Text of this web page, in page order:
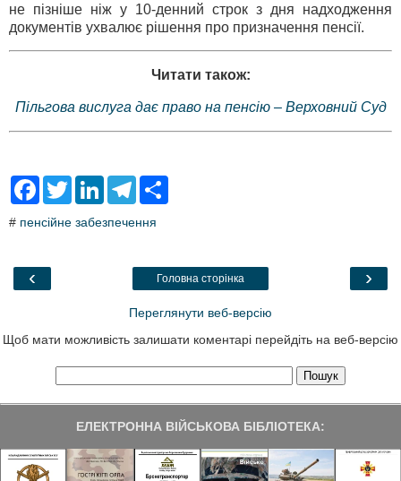
не пізніше ніж у 10-денний строк з дня надходження
документів ухвалює рішення про призначення пенсії.
Читати також:
Пільгова вислуга дає право на пенсію – Верховний Суд
F
e
o
T
L
k
T
e
a
# пенсійне забезпечення
‹ ›
Головна сторінка
Переглянути веб-версію
Щоб мати можливість залишати коментарі перейдіть на веб-версію
ЕЛЕКТРОННА ВІЙСЬКОВА БІБЛІОТЕКА: